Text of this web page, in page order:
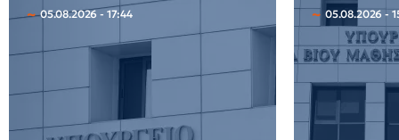
05.08.2026 - 17:44 05.08.2026 -